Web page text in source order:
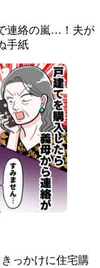
連絡の嵐…！夫が
手紙
っかけに住宅購